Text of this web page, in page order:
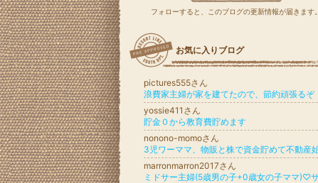
フォローすると、このブログの更新情報が届きます。
お気に入りブログ
pictures555さん
浪費家主婦が家を建てたので、節約頑張るぞ
yossie411さん
貯金０から教育費貯めます
nonono-momoさん
marronmarron2017さん